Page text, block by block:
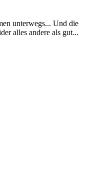
unterwegs... Und die
alles andere als gut...